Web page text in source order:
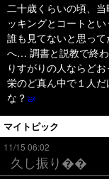
二十歳くらいの頃、
ッキングとコートと
誰も見てないと思っ
へ… 調書と説教で終
りすがりの人ならど
栄のど真ん中で１人
な？
マイトピック
11/15 06:02
久し振り��